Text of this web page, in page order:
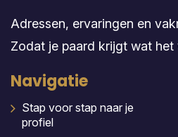
Adressen, ervaringen en
Zodat je paard krijgt wat het
Navigatie
Stap voor stap naar je
profiel